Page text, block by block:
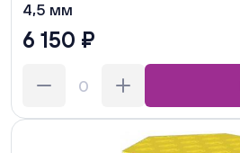
4,5 мм
6 150 ₽